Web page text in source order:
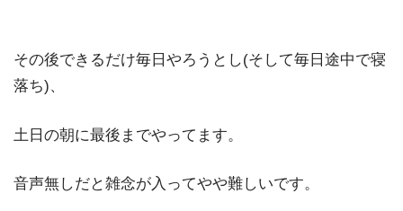
その後できるだけ毎日やろうとし(そして毎日途中で寝
落ち)、
土日の朝に最後までやってます。
音声無しだと雑念が入ってやや難しいです。